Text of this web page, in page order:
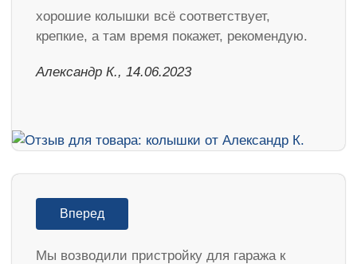
хорошие колышки всё соответствует,
крепкие, а там время покажет, рекомендую.
Александр К., 14.06.2023
Вперед
Мы возводили пристройку для гаража к